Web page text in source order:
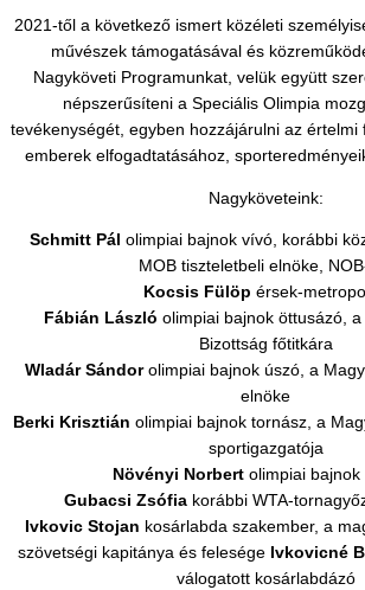
2021-től a következő ismert közéleti
művészek támogatásával és
Nagyköveti Programunkat, velük együtt
népszerűsíteni a Speciális Olimpia
tevékenységét, egyben hozzájárulni az értelmi
emberek elfogadtatásához,
Nagyköveteink:
Schmitt Pál olimpiai bajnok vívó, korábbi
MOB tiszteletbeli elnöke,
Kocsis Fülöp érsek-
Fábián László olimpiai bajnok öttusázó,
Bizottság főtitkára
Wladár Sándorolimpiai bajnok úszó, a
elnöke
Berki Krisztián olimpiai bajnok tornász, a
sportigazgatója
Növényi Norbertolimpiai bajnok
Gubacsi Zsófia korábbi WTA-
Ivkovic Stojan kosárlabda szakember, a
szövetségi kapitánya és felesége Ivkovicné
válogatott kosárlabdázó